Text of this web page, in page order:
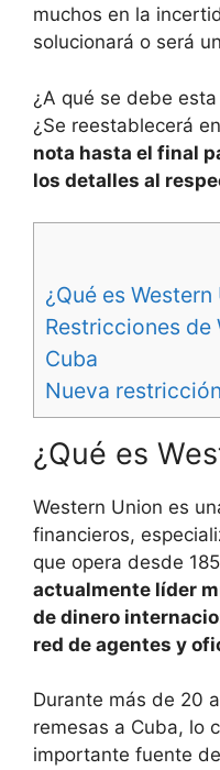
muchos en la
solucionará o será
¿A qué se debe
¿Se reestablecerá
nota hasta el final
los detalles al
¿Qué es Western
Restricciones de
Cuba
Nueva
¿Qué es
Western Union es
financieros,
que opera desde
actualmente líder
de dinero
red de agentes y
Durante más de 20
remesas a Cuba, lo
importante fuente